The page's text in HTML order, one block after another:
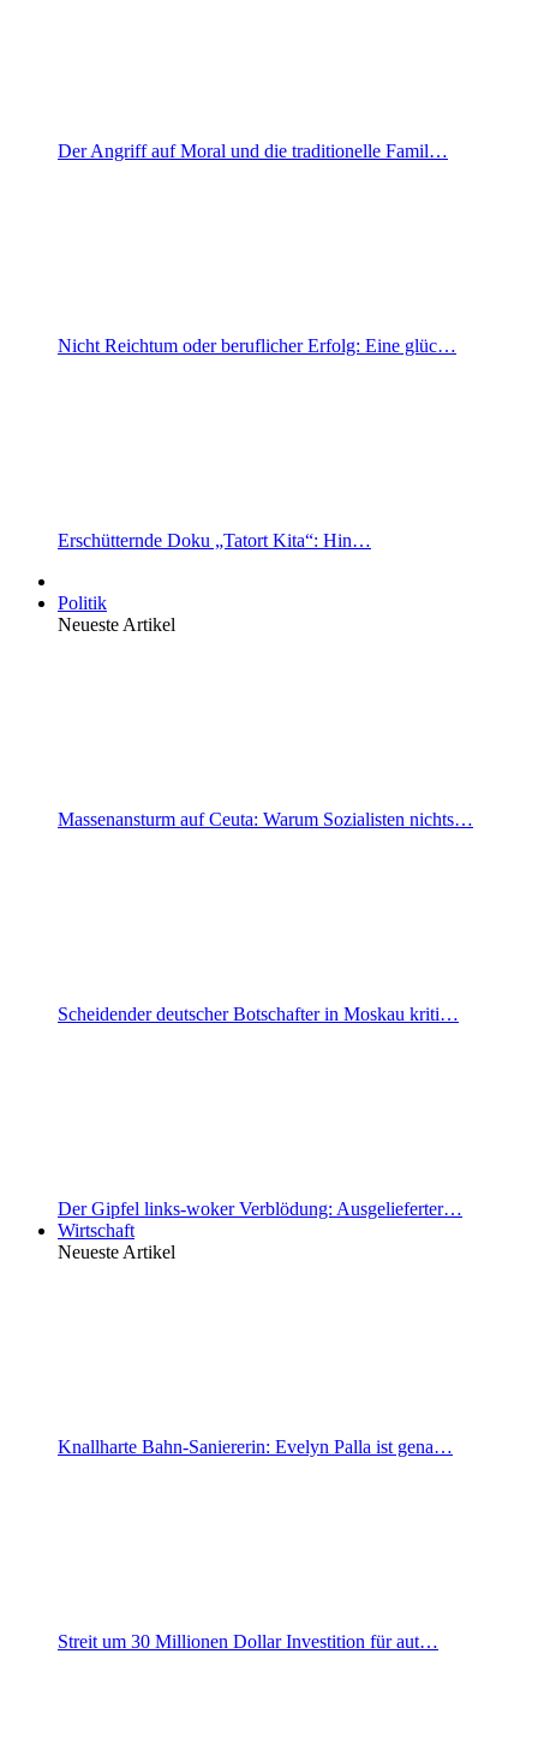
Der Angriff auf Moral und die traditionelle Famil…
Nicht Reichtum oder beruflicher Erfolg: Eine glüc…
Erschütternde Doku „Tatort Kita“: Hin…
Politik
Neueste Artikel
Massenansturm auf Ceuta: Warum Sozialisten nichts…
Scheidender deutscher Botschafter in Moskau kriti…
Der Gipfel links-woker Verblödung: Ausgelieferter…
Wirtschaft
Neueste Artikel
Knallharte Bahn-Saniererin: Evelyn Palla ist gena…
Streit um 30 Millionen Dollar Investition für aut…